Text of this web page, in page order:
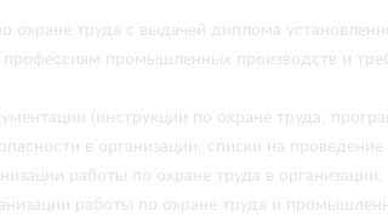
охране труда с выдачей диплома
промышленных производств и
(инструкции по охране труда;
в организации; списки на
работы по охране труда в
работы по охране труда и